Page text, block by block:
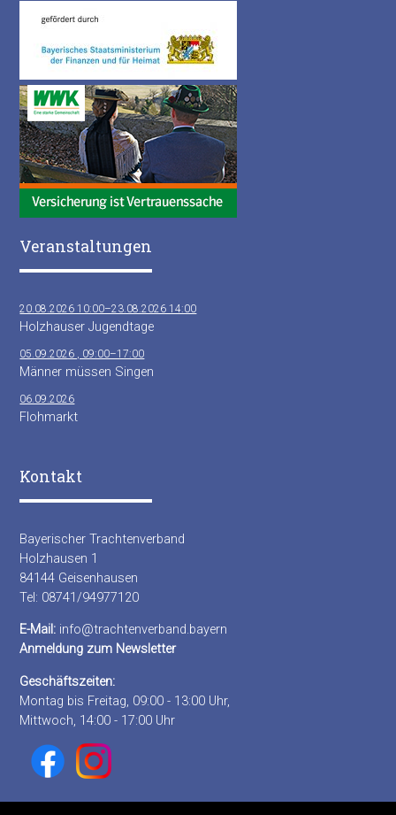
Veranstaltungen
20.08.2026 10:00–23.08.2026 14:00
Holzhauser Jugendtage
05.09.2026 , 09:00–17:00
Männer müssen Singen
06.09.2026
Flohmarkt
Kontakt
Bayerischer Trachtenverband
Holzhausen 1
84144 Geisenhausen
Tel: 08741/94977120
E-Mail: info@trachtenverband.bayern
Anmeldung zum Newsletter
Geschäftszeiten:
Montag bis Freitag, 09:00 - 13:00 Uhr,
Mittwoch, 14:00 - 17:00 Uhr